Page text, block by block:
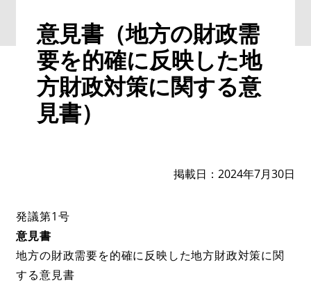
意見書（地方の財政需
要を的確に反映した地
方財政対策に関する意
見書）
掲載日 2024年7月30日
発議第1号
意見書
地方の財政需要を的確に反映した地方財政対策に関
する意見書